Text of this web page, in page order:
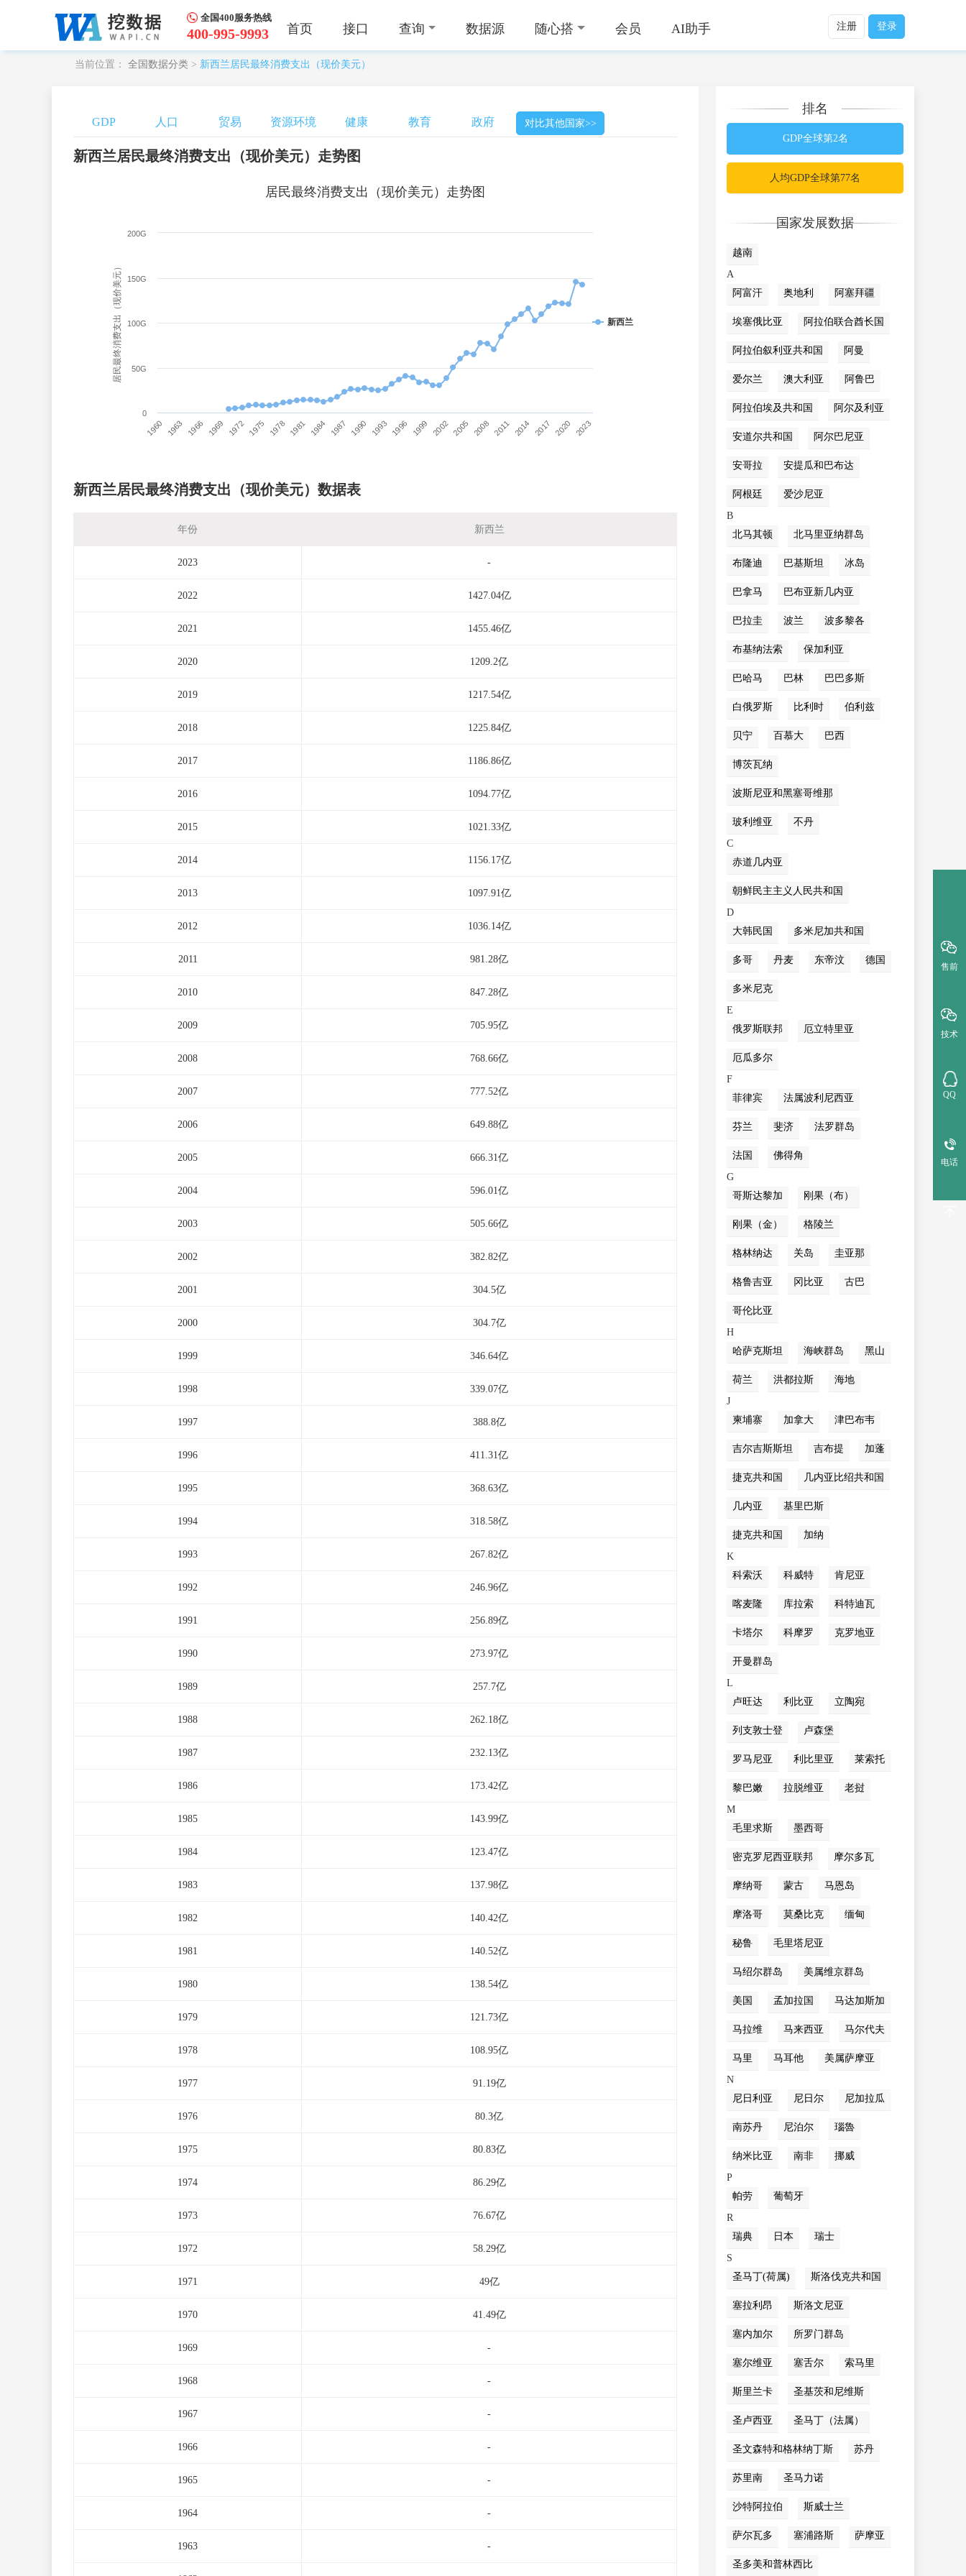
全国400服务热线
400-995-9993 首页 接口 查询 数据源 随心搭 会员 AI助手 注册 登录
当前位置： 全国数据分类 > 新西兰居民最终消费支出（现价美元）
GDP 人口 贸易 资源环境 健康 教育 政府 对比其他国家>>
新西兰居民最终消费支出（现价美元）走势图
居民最终消费支出（现价美元）
居民最终消费支出（现价美元）走势图
新西兰
1960 1963 1966 1969 1972 1975 1978 1981 1984 1987 1990 1993 1996 1999 2002 2005 2008 2011 2014 2017 2020 2023
0
50G
100G
150G
200G
新西兰居民最终消费支出（现价美元）数据表
年份 新西兰
2023 -
2022 1427.04亿
2021 1455.46亿
2020 1209.2亿
2019 1217.54亿
2018 1225.84亿
2017 1186.86亿
2016 1094.77亿
2015 1021.33亿
2014 1156.17亿
2013 1097.91亿
2012 1036.14亿
2011 981.28亿
2010 847.28亿
2009 705.95亿
2008 768.66亿
2007 777.52亿
2006 649.88亿
2005 666.31亿
2004 596.01亿
2003 505.66亿
2002 382.82亿
2001 304.5亿
2000 304.7亿
1999 346.64亿
1998 339.07亿
1997 388.8亿
1996 411.31亿
1995 368.63亿
1994 318.58亿
1993 267.82亿
1992 246.96亿
1991 256.89亿
1990 273.97亿
1989 257.7亿
1988 262.18亿
1987 232.13亿
1986 173.42亿
1985 143.99亿
1984 123.47亿
1983 137.98亿
1982 140.42亿
1981 140.52亿
1980 138.54亿
1979 121.73亿
1978 108.95亿
1977 91.19亿
1976 80.3亿
1975 80.83亿
1974 86.29亿
1973 76.67亿
1972 58.29亿
1971 49亿
1970 41.49亿
1969 -
1968 -
1967 -
1966 -
1965 -
1964 -
1963 -
排名
GDP全球第2名
人均GDP全球第77名
国家发展数据
越南
A
阿富汗
奥地利 阿塞拜疆
埃塞俄比亚 阿拉伯联合酋长国
阿拉伯叙利亚共和国 阿曼
爱尔兰 澳大利亚 阿鲁巴
阿拉伯埃及共和国 阿尔及利亚
安道尔共和国 阿尔巴尼亚
安哥拉 安提瓜和巴布达
阿根廷
爱沙尼亚
B
北马其顿
北马里亚纳群岛
布隆迪 巴基斯坦 冰岛
巴拿马 巴布亚新几内亚
巴拉圭 波兰 波多黎各
布基纳法索 保加利亚
巴哈马 巴林 巴巴多斯
白俄罗斯 比利时 伯利兹
贝宁 百慕大 巴西
博茨瓦纳
波斯尼亚和黑塞哥维那
玻利维亚
不丹
C
赤道几内亚
朝鲜民主主义人民共和国
D
大韩民国
多米尼加共和国
多哥 丹麦 东帝汶 德国
多米尼克
E
俄罗斯联邦
厄立特里亚
厄瓜多尔
F
菲律宾
法属波利尼西亚
芬兰 斐济 法罗群岛
法国
佛得角
G
哥斯达黎加
刚果（布）
刚果（金） 格陵兰
格林纳达 关岛 圭亚那
格鲁吉亚 冈比亚 古巴
哥伦比亚
H
哈萨克斯坦
海峡群岛 黑山
荷兰 洪都拉斯
海地
J
柬埔寨
加拿大 津巴布韦
吉尔吉斯斯坦 吉布提 加蓬
捷克共和国 几内亚比绍共和国
几内亚 基里巴斯
捷克共和国
加纳
K
科索沃
科威特 肯尼亚
喀麦隆 库拉索 科特迪瓦
卡塔尔 科摩罗 克罗地亚
开曼群岛
L
卢旺达
利比亚 立陶宛
列支敦士登 卢森堡
罗马尼亚 利比里亚 莱索托
黎巴嫩 拉脱维亚
老挝
M
毛里求斯
墨西哥
密克罗尼西亚联邦 摩尔多瓦
摩纳哥 蒙古 马恩岛
摩洛哥 莫桑比克 缅甸
秘鲁 毛里塔尼亚
马绍尔群岛 美属维京群岛
美国 孟加拉国 马达加斯加
马拉维 马来西亚 马尔代夫
马里 马耳他
美属萨摩亚
N
尼日利亚
尼日尔 尼加拉瓜
南苏丹 尼泊尔 瑙魯
纳米比亚 南非
挪威
P
帕劳
葡萄牙
R
瑞典
日本
瑞士
S
圣马丁(荷属)
斯洛伐克共和国
塞拉利昂 斯洛文尼亚
塞内加尔 所罗门群岛
塞尔维亚 塞舌尔 索马里
斯里兰卡 圣基茨和尼维斯
圣卢西亚 圣马丁（法属）
圣文森特和格林纳丁斯 苏丹
苏里南 圣马力诺
沙特阿拉伯 斯威士兰
萨尔瓦多 塞浦路斯 萨摩亚
圣多美和普林西比
售前
技术
QQ
电话